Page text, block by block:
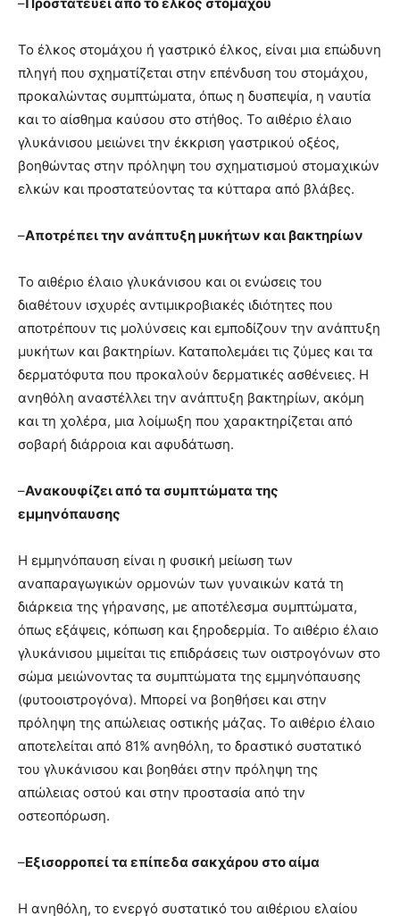
Το έλκος στομάχου ή γαστρικό έλκος, είναι μια επώδυνη
πληγή που σχηματίζεται στην επένδυση του στομάχου,
προκαλώντας συμπτώματα, όπως η δυσπεψία, η ναυτία
και το αίσθημα καύσου στο στήθος. Το αιθέριο έλαιο
γλυκάνισου μειώνει την έκκριση γαστρικού οξέος,
βοηθώντας στην πρόληψη του σχηματισμού στομαχικών
ελκών και προστατεύοντας τα κύτταρα από βλάβες.
–Αποτρέπει την ανάπτυξη μυκήτων και βακτηρίων
Το αιθέριο έλαιο γλυκάνισου και οι ενώσεις του
διαθέτουν ισχυρές αντιμικροβιακές ιδιότητες που
αποτρέπουν τις μολύνσεις και εμποδίζουν την ανάπτυξη
μυκήτων και βακτηρίων. Καταπολεμάει τις ζύμες και τα
δερματόφυτα που προκαλούν δερματικές ασθένειες. Η
ανηθόλη αναστέλλει την ανάπτυξη βακτηρίων, ακόμη
και τη χολέρα, μια λοίμωξη που χαρακτηρίζεται από
σοβαρή διάρροια και αφυδάτωση.
–Ανακουφίζει από τα συμπτώματα της
εμμηνόπαυσης
Η εμμηνόπαυση είναι η φυσική μείωση των
αναπαραγωγικών ορμονών των γυναικών κατά τη
διάρκεια της γήρανσης, με αποτέλεσμα συμπτώματα,
όπως εξάψεις, κόπωση και ξηροδερμία. Το αιθέριο έλαιο
γλυκάνισου μιμείται τις επιδράσεις των οιστρογόνων στο
σώμα μειώνοντας τα συμπτώματα της εμμηνόπαυσης
(φυτοοιστρογόνα). Μπορεί να βοηθήσει και στην
πρόληψη της απώλειας οστικής μάζας. Το αιθέριο έλαιο
αποτελείται από 81% ανηθόλη, το δραστικό συστατικό
του γλυκάνισου και βοηθάει στην πρόληψη της
απώλειας οστού και στην προστασία από την
οστεοπόρωση.
–Εξισορροπεί τα επίπεδα σακχάρου στο αίμα
Η ανηθόλη, το ενεργό συστατικό του αιθέριου ελαίου